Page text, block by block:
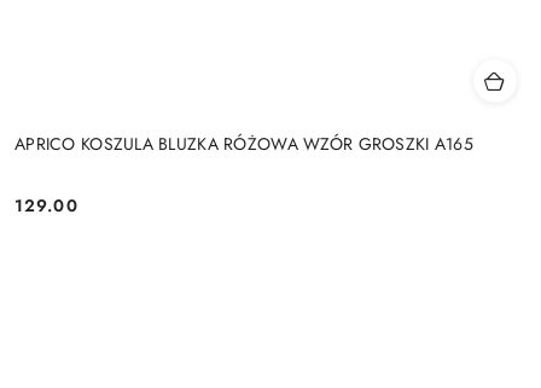
APRICO KOSZULA BLUZKA RÓŻOWA WZÓR GROSZKI A165
Cena:
129.00